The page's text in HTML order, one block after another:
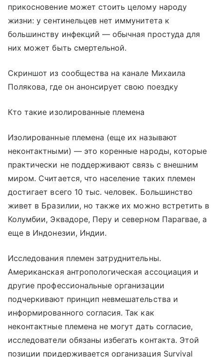
прикосновение может стоить целому народу
жизни: у сентинельцев нет иммунитета к
большинству инфекций — обычная простуда для
них может быть смертельной.
Скриншот из сообщества на канале Михаила
Полякова, где он анонсирует свою поездку
Кто такие изолированные племена
Изолированные племена (еще их называют
неконтактными) — это коренные народы, которые
практически не поддерживают связь с внешним
миром. Считается, что население таких племен
достигает всего 10 тыс. человек. Большинство
живет в Бразилии, но также их можно встретить в
Колумбии, Эквадоре, Перу и северном Парагвае, а
еще в Индонезии, Индии.
Исследования племен затруднительны.
Американская антропологическая ассоциация и
другие профессиональные организации
подчеркивают принцип невмешательства и
информированного согласия. Так как
неконтактные племена не могут дать согласие,
исследователи обязаны избегать контакта. Этой
позиции придерживается организация Survival